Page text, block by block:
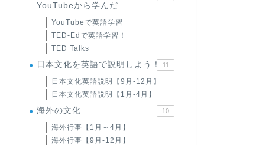
YouTubeから学んだ
YouTubeで英語学習
TED-Edで英語学習！
TED Talks
日本文化を英語で説明しよう！ 11
日本文化英語説明【9月-12月】
日本文化英語説明【1月-4月】
海外の文化 10
海外行事【1月～4月】
海外行事【9月-12月】